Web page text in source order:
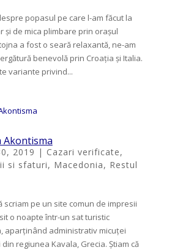
popasul pe care l-am făcut la
și de mica plimbare prin orașul
a fost o seară relaxantă, ne-am
benevolă prin Croația și Italia.
variante privind...
Akontisma
2019 | Cazari verificate,
si sfaturi, Macedonia, Restul
scriam pe un site comun de impresii
o noapte într-un sat turistic
aparținând administrativ micuței
regiunea Kavala, Grecia. Știam că